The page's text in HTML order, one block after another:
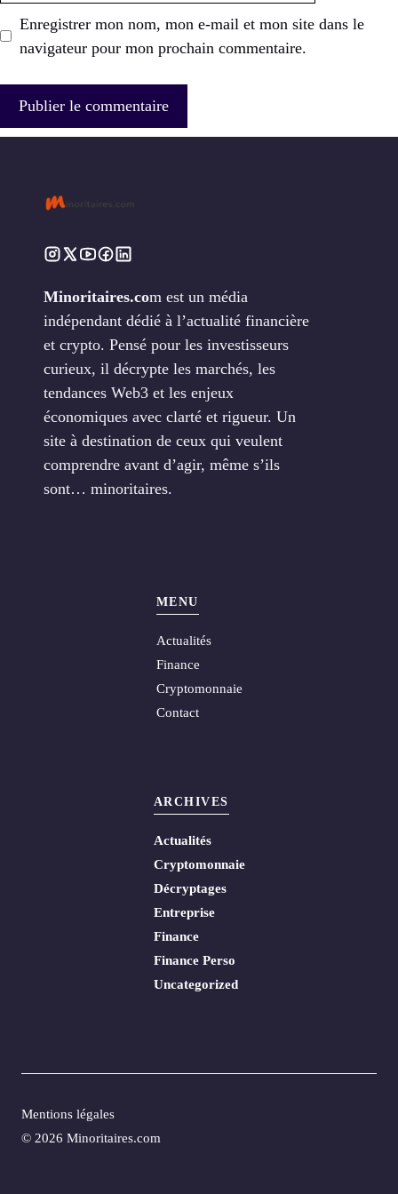
Enregistrer mon nom, mon e-mail et mon site dans le
navigateur pour mon prochain commentaire.
Minoritaires.com est un média
indépendant dédié à l’actualité financière
et crypto. Pensé pour les investisseurs
curieux, il décrypte les marchés, les
tendances Web3 et les enjeux
économiques avec clarté et rigueur. Un
site à destination de ceux qui veulent
comprendre avant d’agir, même s’ils
sont… minoritaires.
MENU
Actualités
Finance
Cryptomonnaie
Contact
ARCHIVES
Actualités
Cryptomonnaie
Décryptages
Entreprise
Finance
Finance Perso
Uncategorized
© 2026 Minoritaires.com
Mentions légales